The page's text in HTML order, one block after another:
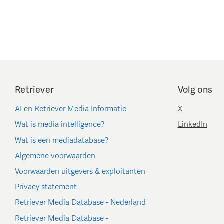
Retriever
AI en Retriever Media Informatie
Wat is media intelligence?
Wat is een mediadatabase?
Algemene voorwaarden
Voorwaarden uitgevers & exploitanten
Privacy statement
Retriever Media Database - Nederland
Retriever Media Database -
Volg ons
X
LinkedIn